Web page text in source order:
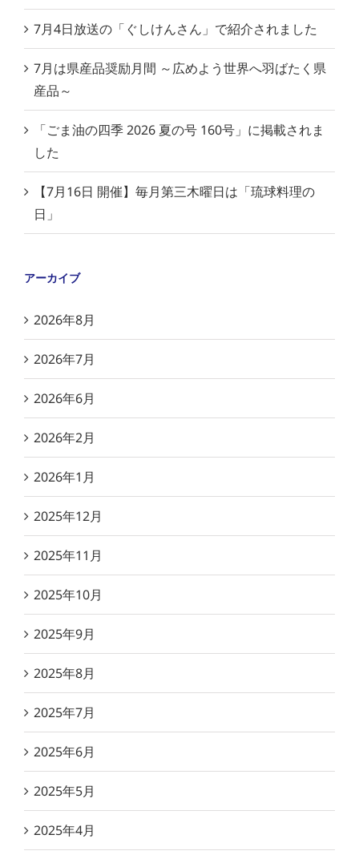
7月4日放送の「ぐしけんさん」で紹介されました
7月は県産品奨励月間 ～広めよう世界へ羽ばたく県
産品～
「ごま油の四季 2026 夏の号 160号」に掲載されま
した
【7月16日 開催】毎月第三木曜日は「琉球料理の
日」
アーカイブ
2026年8月
2026年7月
2026年6月
2026年2月
2026年1月
2025年12月
2025年11月
2025年10月
2025年9月
2025年8月
2025年7月
2025年6月
2025年5月
2025年4月